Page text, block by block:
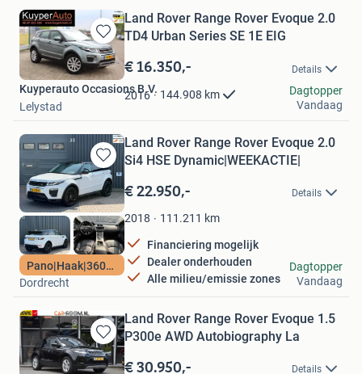
Bewaren
in
Mijn
Favorieten
Land Rover Range Rover Evoque 2.0
TD4 Urban Series SE 1E EIG
€ 16.350,- Details
2016 144.908 km
Kuyperauto Occasions B.V.
Lelystad
Dagtopper
Vandaag
Bewaren
in
Mijn
Favorieten
Pano|Haak|360cam
Land Rover Range Rover Evoque 2.0
Si4 HSE Dynamic|WEEKACTIE|
€ 22.950,- Details
2018 111.211 km
Financiering mogelijk
Dealer onderhouden
Alle milieu/emissie zones
Autovisie Dordrecht
Dordrecht
Dagtopper
Vandaag
Bewaren
in
Land Rover Range Rover Evoque 1.5
P300e AWD Autobiography La
€ 30.950,- Details